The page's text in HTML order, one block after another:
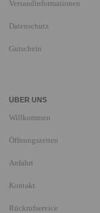
Versandinformationen
Datenschutz
Gutschein
ÜBER UNS
Willkommen
Öffnungszeiten
Anfahrt
Kontakt
Rückrufservice